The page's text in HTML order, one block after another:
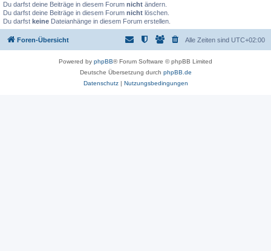
Du darfst deine Beiträge in diesem Forum nicht ändern.
Du darfst deine Beiträge in diesem Forum nicht löschen.
Du darfst keine Dateianhänge in diesem Forum erstellen.
Foren-Übersicht Alle Zeiten sind UTC+02:00
Powered by phpBB® Forum Software © phpBB Limited
Deutsche Übersetzung durch phpBB.de
Datenschutz| Nutzungsbedingungen